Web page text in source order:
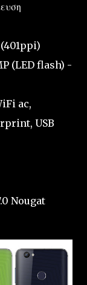
(401ppi)
(LED flash) -
ac,
USB
Nougat